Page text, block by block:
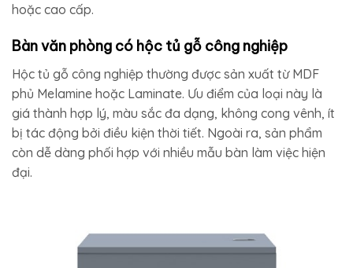
hoặc cao cấp.
Bàn văn phòng có hộc tủ gỗ công nghiệp
Hộc tủ gỗ công nghiệp thường được sản xuất từ MDF
phủ Melamine hoặc Laminate. Ưu điểm của loại này là
giá thành hợp lý, màu sắc đa dạng, không cong vênh, ít
bị tác động bởi điều kiện thời tiết. Ngoài ra, sản phẩm
còn dễ dàng phối hợp với nhiều mẫu bàn làm việc hiện
đại.